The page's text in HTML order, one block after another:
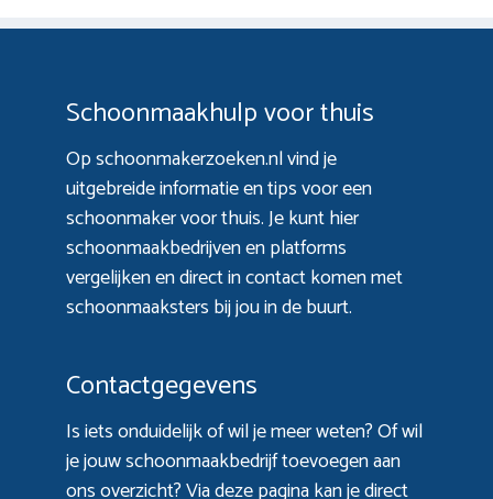
Schoonmaakhulp voor thuis
Op schoonmakerzoeken.nl vind je
uitgebreide informatie en tips voor een
schoonmaker voor thuis. Je kunt hier
schoonmaakbedrijven en platforms
vergelijken en direct in contact komen met
schoonmaaksters bij jou in de buurt.
Contactgegevens
Is iets onduidelijk of wil je meer weten? Of wil
je jouw schoonmaakbedrijf toevoegen aan
ons overzicht? Viadeze paginakan je direct